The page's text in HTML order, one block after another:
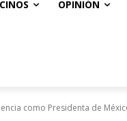
OPINIÓN
como Presidenta de